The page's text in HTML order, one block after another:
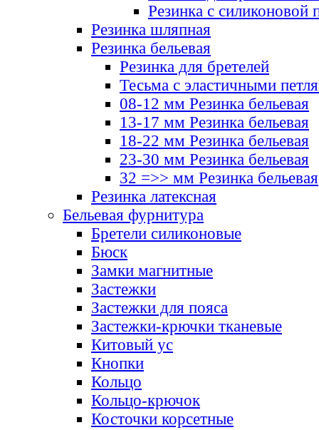
Резинка с силиконовой
Резинка шляпная
Резинка бельевая
Резинка для бретелей
Тесьма с эластичными
08-12 мм Резинка бельевая
13-17 мм Резинка бельевая
18-22 мм Резинка бельевая
23-30 мм Резинка бельевая
32 =>> мм Резинка бельевая
Резинка латексная
Бельевая фурнитура
Бретели силиконовые
Бюск
Замки магнитные
Застежки
Застежки для пояса
Застежки-крючки тканевые
Китовый ус
Кнопки
Кольцо
Кольцо-крючок
Косточки корсетные